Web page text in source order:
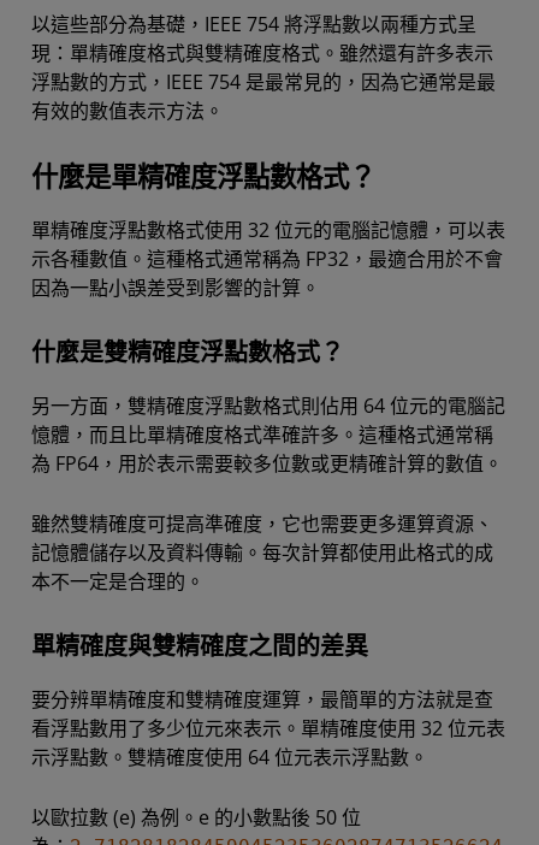
以這些部分為基礎，IEEE 754 將浮點數以兩種方式呈
現：單精確度格式與雙精確度格式。雖然還有許多表示
浮點數的方式，IEEE 754 是最常見的，因為它通常是最
有效的數值表示方法。
什麼是單精確度浮點數格式？
單精確度浮點數格式使用 32 位元的電腦記憶體，可以表
示各種數值。這種格式通常稱為 FP32，最適合用於不會
因為一點小誤差受到影響的計算。
什麼是雙精確度浮點數格式？
另一方面，雙精確度浮點數格式則佔用 64 位元的電腦記
憶體，而且比單精確度格式準確許多。這種格式通常稱
為 FP64，用於表示需要較多位數或更精確計算的數值。
雖然雙精確度可提高準確度，它也需要更多運算資源、
記憶體儲存以及資料傳輸。每次計算都使用此格式的成
本不一定是合理的。
單精確度與雙精確度之間的差異
要分辨單精確度和雙精確度運算，最簡單的方法就是查
看浮點數用了多少位元來表示。單精確度使用 32 位元表
示浮點數。雙精確度使用 64 位元表示浮點數。
以歐拉數 (e) 為例。e 的小數點後 50 位